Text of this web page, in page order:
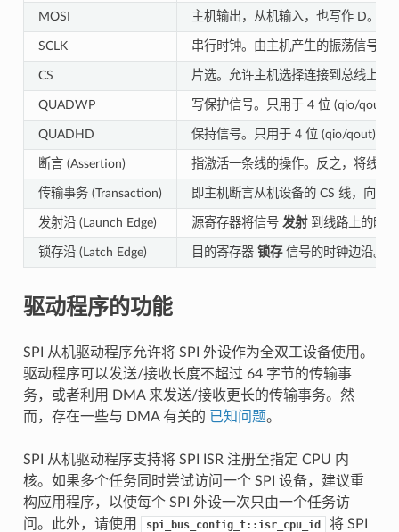
MOSI 主机输出，从机输入，也写作 D。数
SCLK 串行时钟。由主机产生的振荡信号，
CS 片选。允许主机选择连接到总线上的
QUADWP 写保护信号。只用于 4 位 (qio/qout)
QUADHD 保持信号。只用于 4 位 (qio/qout) 传
断言 (Assertion) 指激活一条线的操作。反之，将线
传输事务 (Transaction) 即主机断言从机设备的 CS 线，向从
发射沿 (Launch Edge) 源寄存器将信号 发射到线路上的时
锁存沿 (Latch Edge) 目的寄存器 锁存信号的时钟边沿。
驱动程序的功能
SPI 从机驱动程序允许将 SPI 外设作为全双工设备使用。
驱动程序可以发送/接收长度不超过 64 字节的传输事
务，或者利用 DMA 来发送/接收更长的传输事务。然
而，存在一些与 DMA 有关的 已知问题。
SPI 从机驱动程序支持将 SPI ISR 注册至指定 CPU 内
核。如果多个任务同时尝试访问一个 SPI 设备，建议重
构应用程序，以使每个 SPI 外设一次只由一个任务访
问。此外，请使用
spi_bus_config_t::isr_cpu_id
将 SPI